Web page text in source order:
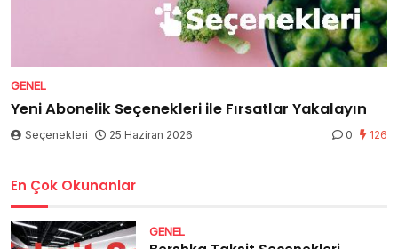
GENEL
Yeni Abonelik Seçenekleri ile Fırsatlar Yakalayın
Seçenekleri 25 Haziran 2026 0 126
En Çok Okunanlar
GENEL